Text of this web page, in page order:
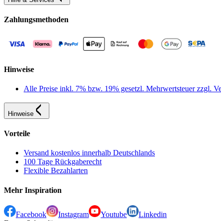
Zahlungsmethoden
Hinweise
Alle Preise inkl. 7% bzw. 19% gesetzl. Mehrwertsteuer zzgl.
Hinweise
Vorteile
Versand kostenlos innerhalb Deutschlands
100 Tage Rückgaberecht
Flexible Bezahlarten
Mehr Inspiration
Facebook Instagram Youtube
Linkedin